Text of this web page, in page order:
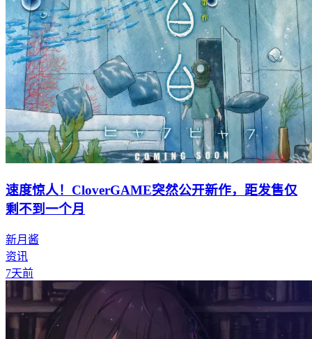
速度惊人！CloverGAME突然公开新作，距发售仅
剩不到一个月
新月酱
资讯
7天前